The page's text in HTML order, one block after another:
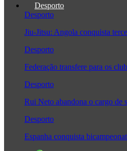
Desporto
Desporto
Jiu-Jitsu: Angola conquista
Desporto
Federação transfere para os
Desporto
Rui Neto abandona o cargo de
Desporto
Espanha conquista